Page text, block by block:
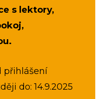
s lektory,
přihlášení
do: 14.9.2025